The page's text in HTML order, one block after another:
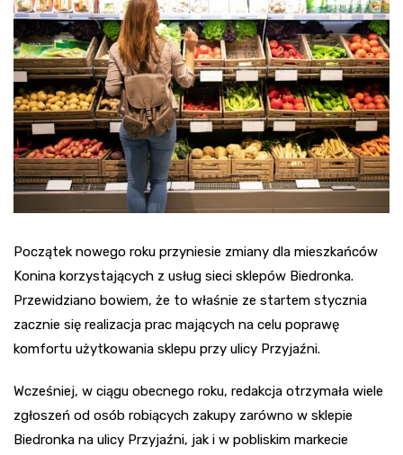
Początek nowego roku przyniesie zmiany dla mieszkańców
Konina korzystających z usług sieci sklepów Biedronka.
Przewidziano bowiem, że to właśnie ze startem stycznia
zacznie się realizacja prac mających na celu poprawę
komfortu użytkowania sklepu przy ulicy Przyjaźni.
Wcześniej, w ciągu obecnego roku, redakcja otrzymała wiele
zgłoszeń od osób robiących zakupy zarówno w sklepie
Biedronka na ulicy Przyjaźni, jak i w pobliskim markecie